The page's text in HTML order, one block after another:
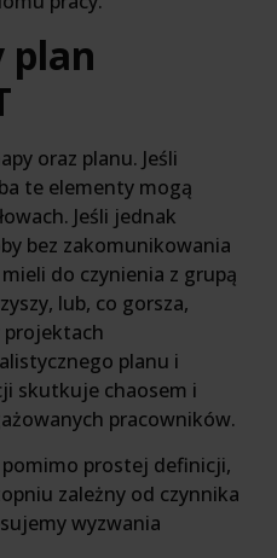
plan
oraz planu. Jeśli
te elementy mogą
Jeśli jednak
bez zakomunikowania
do czynienia z grupą
lub, co gorsza,
projektach
planu i
skutkuje chaosem i
pracowników.
prostej definicji,
zależny od czynnika
wyzwania